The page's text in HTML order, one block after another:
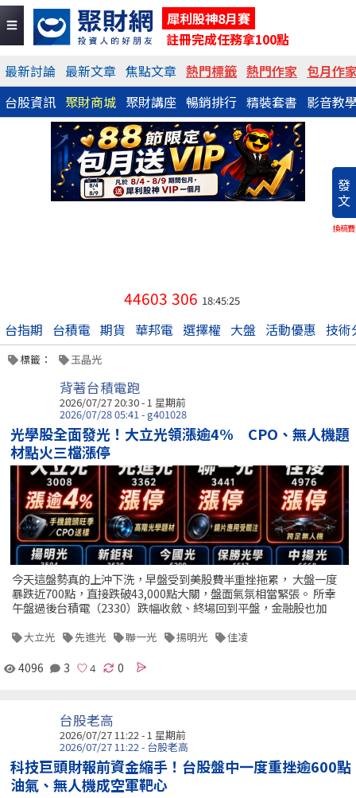
犀利股神8月賽
註冊完成任務拿100點
最新討論 最新文章 焦點文章 熱門標籤 熱門作家 包月作
台股資訊 聚財商城 聚財講座 暢銷排行 精裝套書 影音教
發
文
換稿費
44603 306 18:45:25
台指期 台積電 期貨 華邦電 選擇權 大盤 活動優惠 技術
標籤： 玉晶光
背著台積電跑
2026/07/27 20:30 - 1 星期前
2026/07/28 05:41 - g401028
光學股全面發光！大立光領漲逾4% CPO、無人機題
材點火三檔漲停
今天這盤勢真的上沖下洗，早盤受到美股費半重挫拖累， 大盤一度
暴跌近700點，直接跌破43,000點大關，盤面氣氛相當緊張。 所幸
午盤過後台積電（2330）跌幅收斂、終場回到平盤，金融股也加
大立光 先進光 聯一光 揚明光 佳凌
4096 3 0
台股老高
2026/07/27 11:22 - 1 星期前
2026/07/27 11:22 - 台股老高
科技巨頭財報前資金縮手！台股盤中一度重挫逾600點
油氣、無人機成空軍靶心